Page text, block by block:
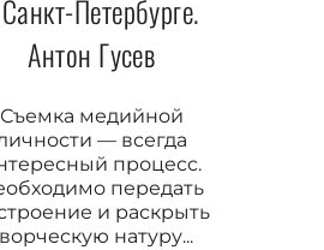
Петербурге.
Антон Гусев
Съемка медийной
— всегда
процесс.
передать
и раскрыть
натуру...